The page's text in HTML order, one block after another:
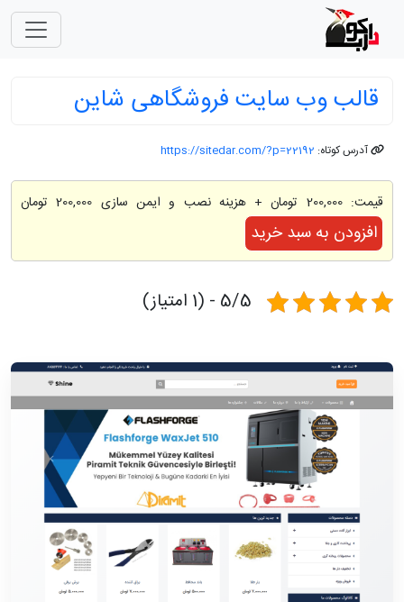
قالب وب سایت فروشگاهی شاین
آدرس کوتاه: https://sitedar.com/?p=22192
قیمت:200,000 تومان + هزینه نصب و ایمن سازی 200,000 تومان
افزودن به سبد خرید
5/5 - (1 امتیاز)